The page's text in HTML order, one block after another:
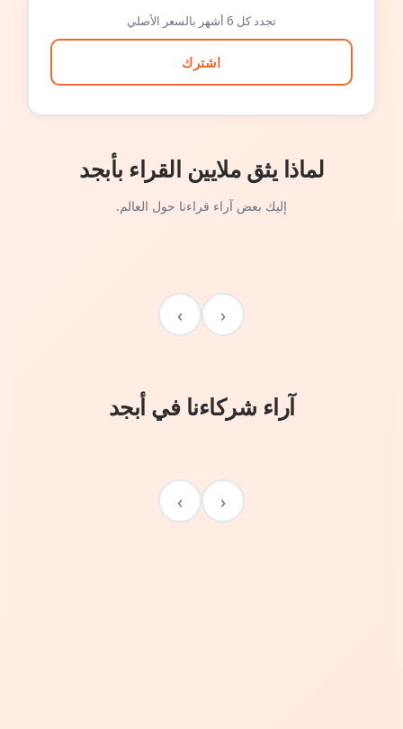
تجدد كل 6 أشهر بالسعر الأصلي
اشترك
لماذا يثق ملايين القراء بأبجد
إليك بعض آراء قراءنا حول العالم.
‹
›
آراء شركاءنا في أبجد
‹
›